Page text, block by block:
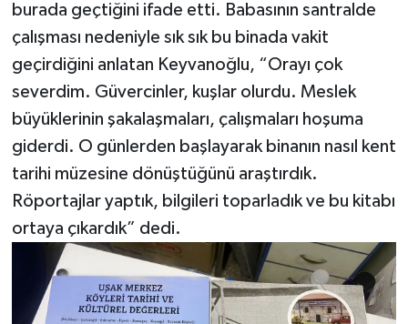
burada geçtiğini ifade etti. Babasının santralde
çalışması nedeniyle sık sık bu binada vakit
geçirdiğini anlatan Keyvanoğlu, “Orayı çok
severdim. Güvercinler, kuşlar olurdu. Meslek
büyüklerinin şakalaşmaları, çalışmaları hoşuma
giderdi. O günlerden başlayarak binanın nasıl kent
tarihi müzesine dönüştüğünü araştırdık.
Röportajlar yaptık, bilgileri toparladık ve bu kitabı
ortaya çıkardık” dedi.